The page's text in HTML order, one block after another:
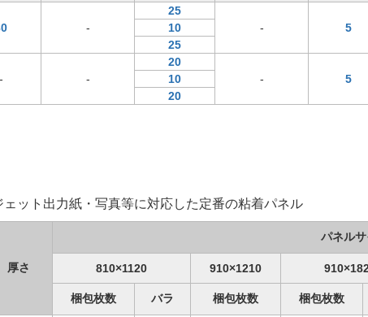
-
25
-
5
10
25
- -
20
-
5
10
20
ット出力紙・写真等に対応した定番の粘着パネル
厚さ
パネル
810×1120 910×1210
梱包枚数 バラ 梱包枚数 梱包枚数